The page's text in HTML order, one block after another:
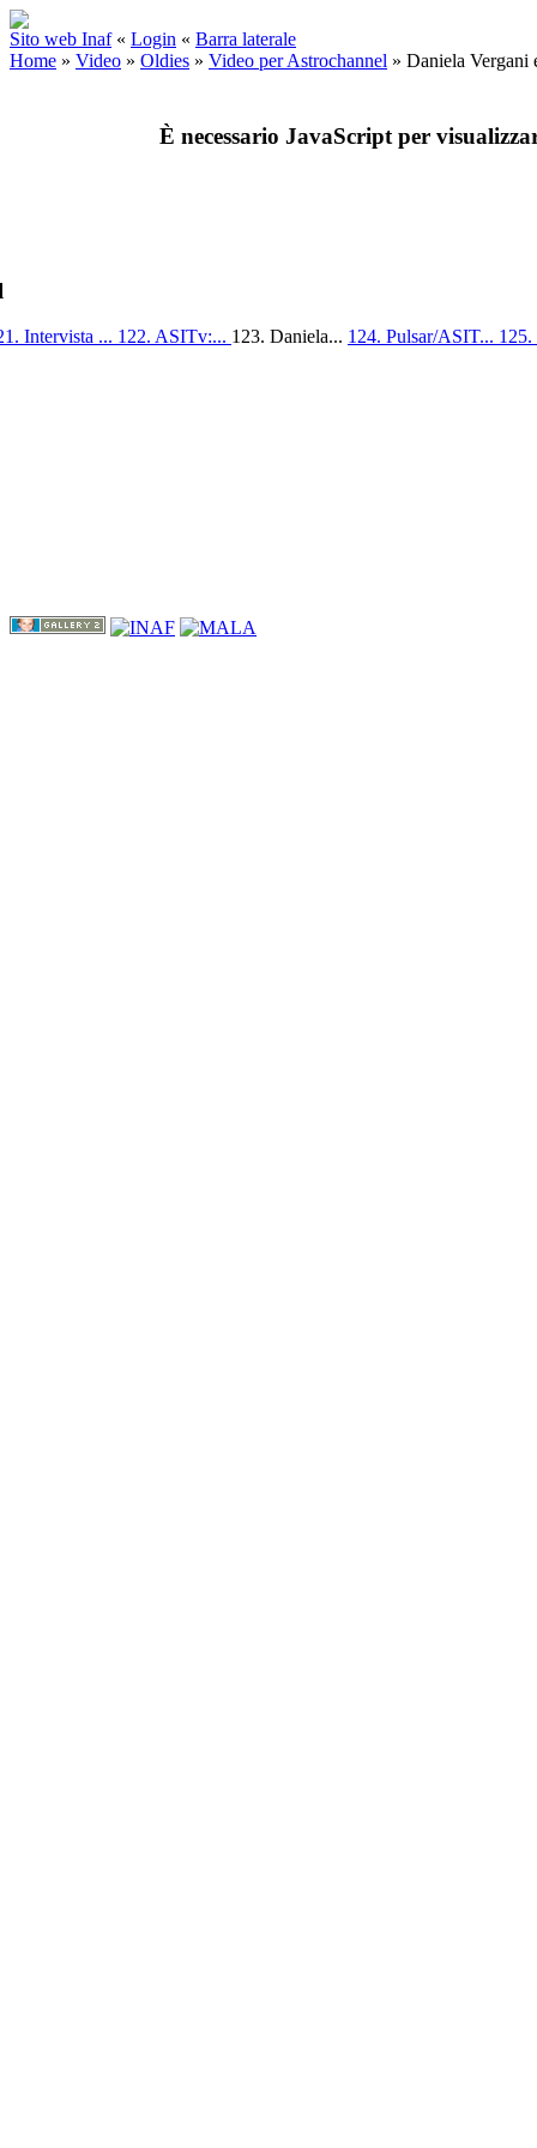
Sito web Inaf « Login « Barra laterale
Home » Video » Oldies » Video per Astrochannel » Daniela Vergani
È necessario JavaScript per
Intervista ... 122. ASITv:... 123. Daniela... 124. Pulsar/ASIT...